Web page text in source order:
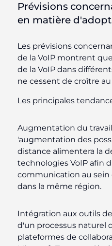
Prévisions
en matière
Les prévisions
de la VoIP montrent
de la VoIP dans
ne cessent de croître
Les principales
Augmentation du
'augmentation des
distance alimentera la
technologies VoIP afin
communication au sein
dans la même région.
Intégration aux outils
d'un processus naturel
plateformes de